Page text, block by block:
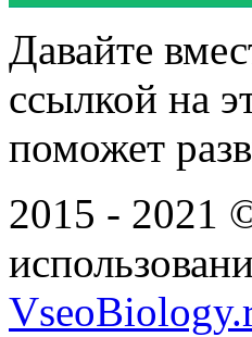
Давайте
ссылкой на
поможет
2015 - 2021